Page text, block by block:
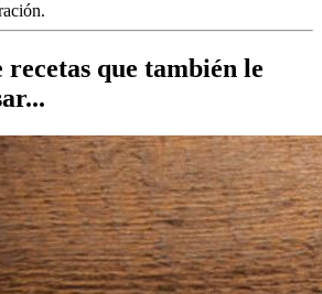
recetas que también le